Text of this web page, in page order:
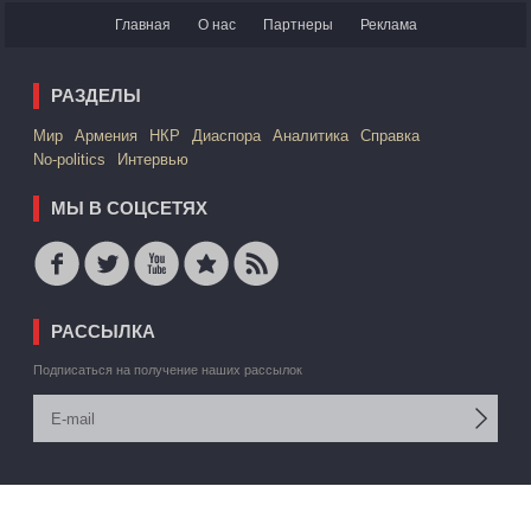
Главная О нас Партнеры Реклама
РАЗДЕЛЫ
Mир Армения НКР Диаспора Аналитика
Справка
No-politics
Интервью
МЫ В СОЦСЕТЯХ
РАССЫЛКА
Подписаться на получение наших рассылок